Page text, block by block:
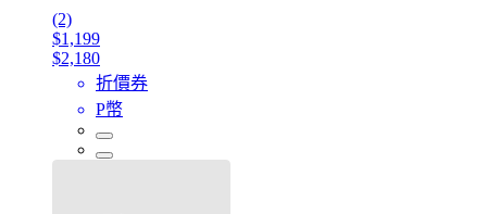
(2)
$1,199
$2,180
折價券
P幣